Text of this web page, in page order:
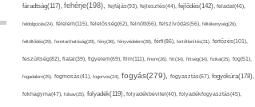
fáradtság(117), fehérje(198), fejfájás(93), fejlesztés(44), fejlődés(142), feladat(46),
feldolgozás(24), félelem(115), felelősség(62), felnőtt(66), felszívódás(56), féltékenység(26),
feltöltődés(29), fenntarthatóság(29), fény(36), fényvédelem(28), férfi(86), fertőtlenítés(31), fertőzés(101),
feszültség(82), fiatal(39), figyelem(69), film(111), finom(26), fitt(34), fittség(34), fizikai(25), fog(51),
fogadalom(25), fogmosás(41), fogorvos(24), fogyás(279), fogyasztás(67), fogyókúra(178),
fokhagyma(47), folsav(25), folyadék(119), folyadékbevitel(40), folyadékfogyasztás(45),